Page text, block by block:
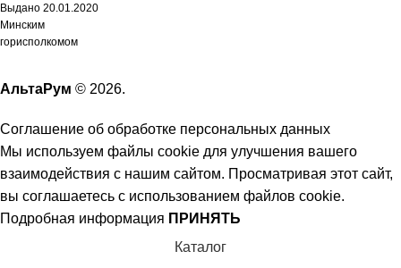
Выдано 20.01.2020
Минским
горисполкомом
АльтаРум © 2026.
Соглашение об обработке персональных данных
Мы используем файлы cookie для улучшения вашего
взаимодействия с нашим сайтом. Просматривая этот сайт,
вы соглашаетесь с использованием файлов cookie.
Подробная информация ПРИНЯТЬ
Каталог